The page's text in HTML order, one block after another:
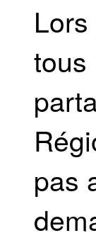
tous
pas